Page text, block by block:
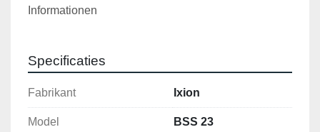
Informationen
Specificaties
Fabrikant Ixion
Model BSS 23